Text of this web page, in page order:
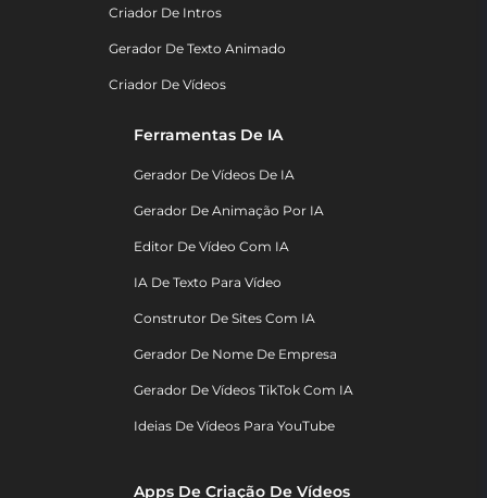
Criador De Intros
Gerador De Texto Animado
Criador De Vídeos
Ferramentas De IA
Gerador De Vídeos De IA
Gerador De Animação Por IA
Editor De Vídeo Com IA
IA De Texto Para Vídeo
Construtor De Sites Com IA
Gerador De Nome De Empresa
Gerador De Vídeos TikTok Com IA
Ideias De Vídeos Para YouTube
Apps De Criação De Vídeos